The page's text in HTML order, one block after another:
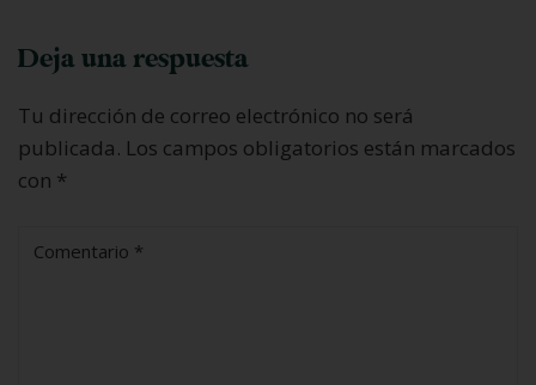
Deja una respuesta
Tu dirección de correo electrónico no será
publicada. Los campos obligatorios están marcados
con *